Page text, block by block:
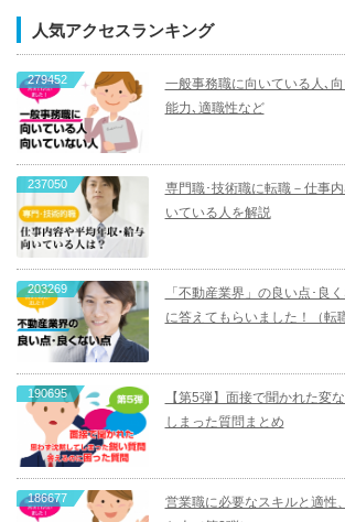
人気アクセスランキング
279452
一般事務職に向いている人､
能力､適職性など
237050
専門職･技術職に転職－仕事
いている人を解説
203269
「不動産業界」の良い点･良
に答えてもらいました！（転
190695
【第5弾】面接で聞かれた変
しまった質問まとめ
186677
営業職に必要なスキルと適性